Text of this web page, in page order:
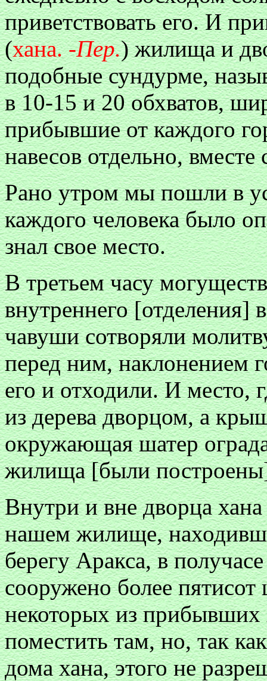
приветствовать его. И
(хана. -Пер.) жилища и
подобные сундурме,
в 10-15 и 20 обхватов,
прибывшие от каждого
навесов отдельно,
Рано утром мы пошли в
каждого человека было
знал свое место.
В третьем часу
внутреннего [отделения]
чавуши сотворяли
перед ним, наклонением
его и отходили. И место,
из дерева дворцом, а
окружающая шатер
жилища [были
Внутри и вне дворца
нашем жилище,
берегу Аракса, в
сооружено более
некоторых из прибывших
поместить там, но, так
дома хана, этого не